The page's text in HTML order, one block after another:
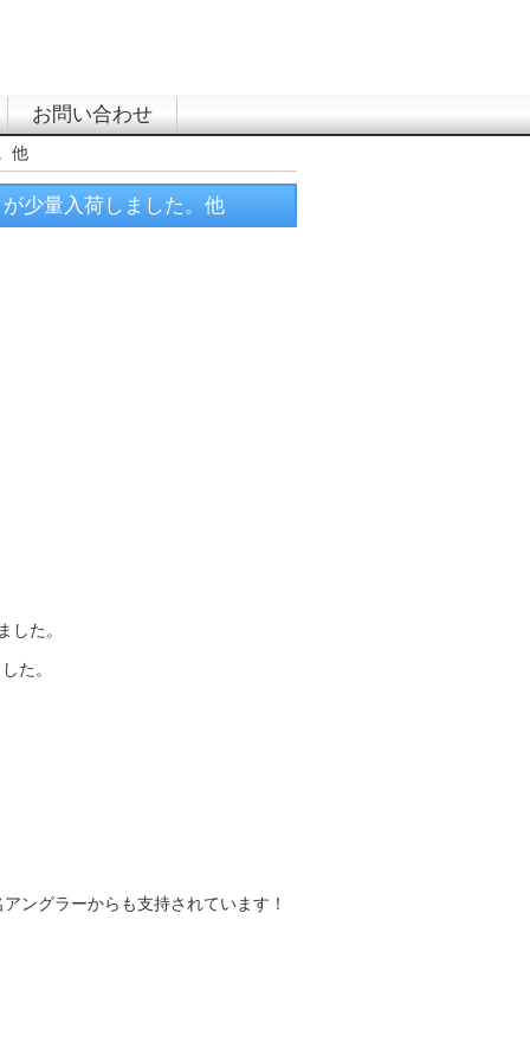
お問い合わせ
他
が少量入荷しました。他
した。
た。
ングラーからも支持されています！